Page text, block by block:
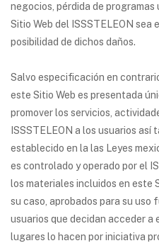
negocios, pérdida de
Sitio Web del ISSSTELEON sea
posibilidad de dichos daños.
Salvo especificación en
este Sitio Web es presentada
promover los servicios,
ISSSTELEON a los usuarios así
establecido en la las Leyes
es controlado y operado por el
los materiales incluidos en este
su caso, aprobados para su uso
usuarios que decidan acceder a
lugares lo hacen por iniciativa